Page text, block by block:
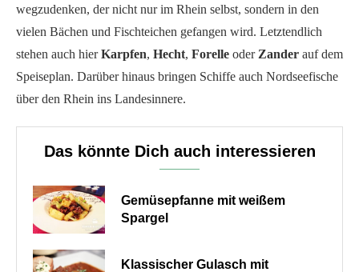
wegzudenken, der nicht nur im Rhein selbst, sondern in den
vielen Bächen und Fischteichen gefangen wird. Letztendlich
stehen auch hierKarpfen, Hecht, Forelle oder Zander auf dem
Speiseplan. Darüber hinaus bringen Schiffe auch Nordseefische
über den Rhein ins Landesinnere.
Das könnte Dich auch interessieren
Gemüsepfanne mit weißem
Spargel
Klassischer Gulasch mit